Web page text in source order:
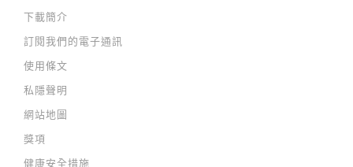
下載簡介
訂閱我們的電子通訊
使用條文
私隱聲明
網站地圖
獎項
健康安全措施